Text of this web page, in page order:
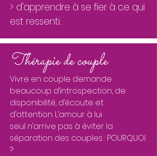
> d'apprendre à se fier à ce qui
est ressenti..
Thérapie de couple
Vivre en couple demande
beaucoup d’introspection, de
disponibilité, d’écoute et
d’attention. L’amour à lui
seul n’arrive pas à éviter la
séparation des couples : POURQUOI
?